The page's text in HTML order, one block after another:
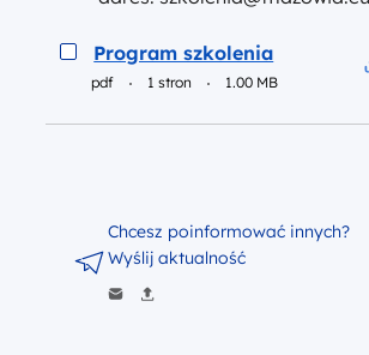
Podgląd
Program szkolenia
pdf 1 stron 1.00 MB
Chcesz poinformować innych?
Wyślij aktualność